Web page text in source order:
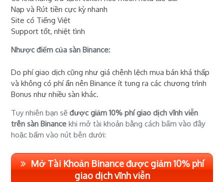
Nạp và Rút tiền cực kỳ nhanh
Site có Tiếng Việt
Support tốt, nhiệt tình
Nhược điểm của sàn Binance:
Do phí giao dịch cũng như giá chênh lệch mua bán khá thấp
và không có phí ẩn nên Binance ít tung ra các chương trình
Bonus như nhiều sàn khác.
Tuy nhiên bạn sẽđược giảm 10% phí giao dịch vĩnh viễn
trên sàn Binance khi mở tài khoản bằng cáchbấm vào đây
hoặc bấm vào nút bên dưới:
Mở Tài Khoản Binance được giảm 10% phí
giao dịch vĩnh viễn